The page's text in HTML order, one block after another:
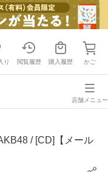
り 閲覧履歴 購入履歴 かご
店舗メニュー
/ [CD]【メール